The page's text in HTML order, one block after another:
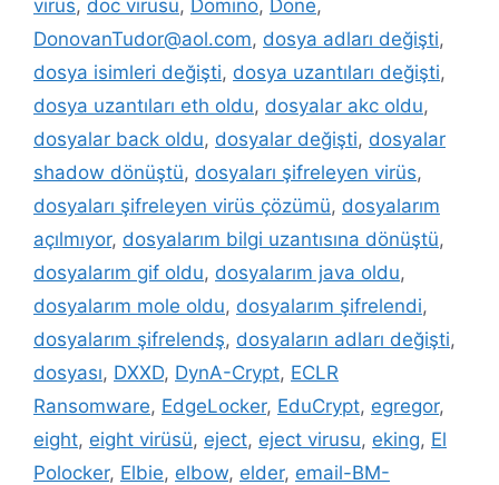
virüs, doc virüsü, Domino, Done,
DonovanTudor@aol.com, dosya adları değişti,
dosya isimleri değişti, dosya uzantıları değişti,
dosya uzantıları eth oldu, dosyalar akc oldu,
dosyalar back oldu, dosyalar değişti, dosyalar
shadow dönüştü, dosyaları şifreleyen virüs,
dosyaları şifreleyen virüs çözümü, dosyalarım
açılmıyor, dosyalarım bilgi uzantısına dönüştü,
dosyalarım gif oldu, dosyalarım java oldu,
dosyalarım mole oldu, dosyalarım şifrelendi,
dosyalarım şifrelendş, dosyaların adları değişti,
dosyası, DXXD, DynA-Crypt, ECLR
Ransomware, EdgeLocker, EduCrypt, egregor,
eight, eight virüsü, eject, eject virusu, eking, El
Polocker, Elbie, elbow, elder, email-BM-